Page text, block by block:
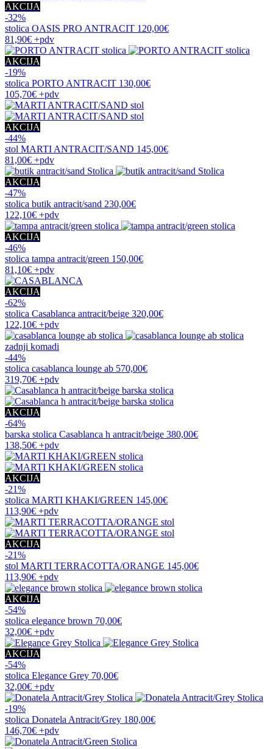
AKCIJA
-32%
stolica OASIS PRO ANTRACIT 120,00€
81,90€ +pdv
AKCIJA
-19%
stolica PORTO ANTRACIT 130,00€
105,70€ +pdv
AKCIJA
-44%
stol MARTI ANTRACIT/SAND 145,00€
81,00€ +pdv
AKCIJA
-47%
stolica butik antracit/sand 230,00€
122,10€ +pdv
AKCIJA
-46%
stolica tampa antracit/green 150,00€
81,10€ +pdv
AKCIJA
-62%
stolica Casablanca antracit/beige 320,00€
122,10€ +pdv
zadnji komadi
-44%
stolica casablanca lounge ab 570,00€
319,70€ +pdv
AKCIJA
-64%
barska stolica Casablanca h antracit/beige 380,00€
138,50€ +pdv
AKCIJA
-21%
stolica MARTI KHAKI/GREEN 145,00€
113,90€ +pdv
AKCIJA
-21%
stol MARTI TERRACOTTA/ORANGE 145,00€
113,90€ +pdv
AKCIJA
-54%
stolica elegance brown 70,00€
32,00€ +pdv
AKCIJA
-54%
stolica Elegance Grey 70,00€
32,00€ +pdv
-19%
stolica Donatela Antracit/Grey 180,00€
146,70€ +pdv